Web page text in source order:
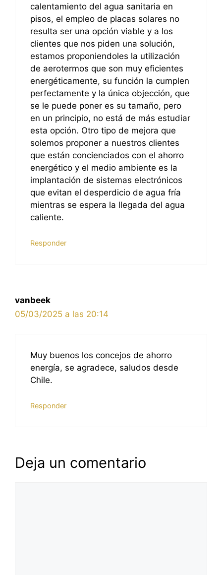
calentamiento del agua sanitaria en
pisos, el empleo de placas solares no
resulta ser una opción viable y a los
clientes que nos piden una solución,
estamos proponiendoles la utilización
de aerotermos que son muy eficientes
energéticamente, su función la cumplen
perfectamente y la única objección, que
se le puede poner es su tamaño, pero
en un principio, no está de más estudiar
esta opción. Otro tipo de mejora que
solemos proponer a nuestros clientes
que están concienciados con el ahorro
energético y el medio ambiente es la
implantación de sistemas electrónicos
que evitan el desperdicio de agua fría
mientras se espera la llegada del agua
caliente.
Responder
vanbeek
05/03/2025 a las 20:14
Muy buenos los concejos de ahorro
energía, se agradece, saludos desde
Chile.
Responder
Deja un comentario